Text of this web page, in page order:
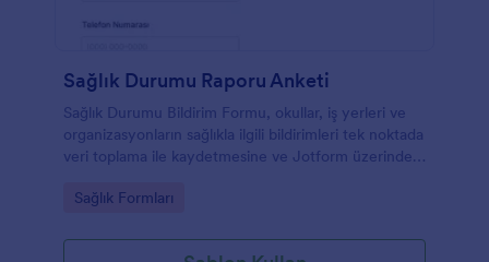
Sağlık Durumu Raporu Anketi
Sağlık Durumu Bildirim Formu, okullar, iş yerleri ve
organizasyonların sağlıkla ilgili bildirimleri tek noktada
veri toplama ile kaydetmesine ve Jotform üzerinden
Go to Category:
Sağlık Formları